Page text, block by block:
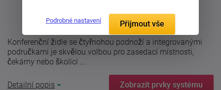
Konferenční židle se čtyřnohou podnoží a integrovanými
područkami je skvělou volbou pro zasedací místnosti,
čekárny nebo školící ...
Detailní popis Zobrazit prvky systému
Podrobné nastavení Přijmout vše